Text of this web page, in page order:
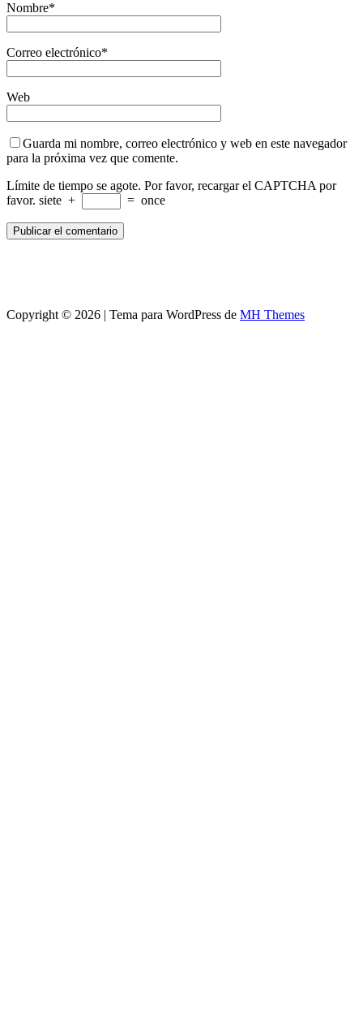
Nombre*
Correo electrónico*
Web
Guarda mi nombre, correo electrónico y web en este navegador
para la próxima vez que comente.
Límite de tiempo se agote. Por favor, recargar el CAPTCHA por
favor. siete + = once
Copyright © 2026 | Tema para WordPress de MH Themes